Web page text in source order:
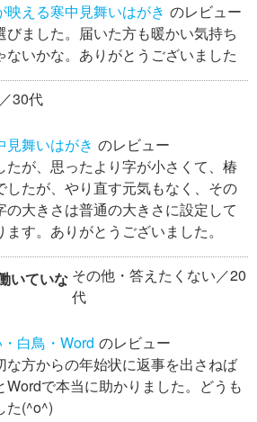
える寒中見舞いはがき のレビュー
ました。届いた方も暖かい気持ち
ないかな。ありがとうございました
30代
見舞いはがき のレビュー
たが、思ったより字が小さくて、椿
したが、やり直す元気もなく、その
の大きさは普通の大きさに設定して
す。ありがとうございました。
いていな その他・答えたくない／20
代
白鳥・Word のレビュー
な方からの年始状に返事を出さねば
Wordで本当に助かりました。どうも
た(^o^)